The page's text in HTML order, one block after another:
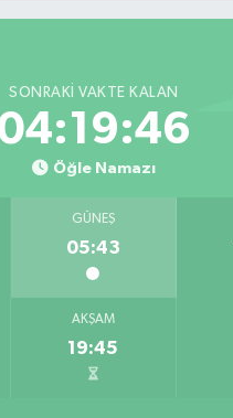
SONRAKI VAKTE KALAN
Öğle Namazı
GÜNEŞ
05:43
AKŞAM
19:45